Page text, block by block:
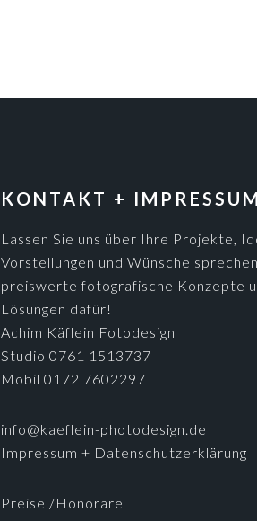
KONTAKT + IMPRESSUM
Lassen Sie uns über Ihre Projekte,
Vorstellungen und Wünsche
preiswerte fotografische Konzepte
Lösungen dafür!
Achim Käflein Fotodesign
Studio 0761 1513737
Mobil 0172 7602297
info@kaeflein-photodesign.de
Impressum + Datenschutzerklärung
Preise /Honorare